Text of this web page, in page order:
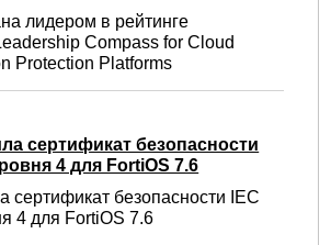
лидером в рейтинге
Compass for Cloud
Protection Platforms
сертификат безопасности
4 для FortiOS 7.6
сертификат безопасности IEC
4 для FortiOS 7.6